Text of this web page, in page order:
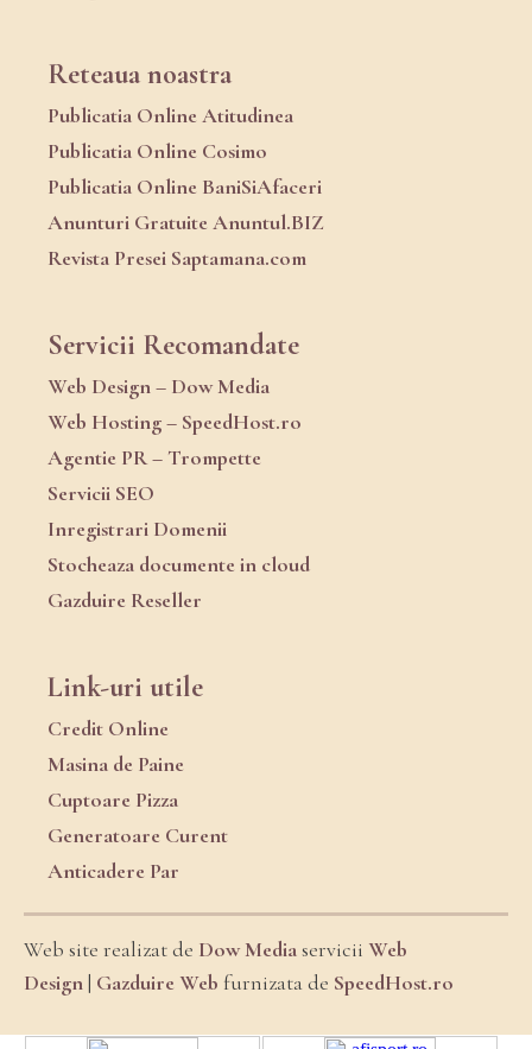
Reteaua noastra
Publicatia Online Atitudinea
Publicatia Online Cosimo
Publicatia Online BaniSiAfaceri
Anunturi Gratuite Anuntul.BIZ
Revista Presei Saptamana.com
Servicii Recomandate
Web Design – Dow Media
Web Hosting – SpeedHost.ro
Agentie PR – Trompette
Servicii SEO
Inregistrari Domenii
Stocheaza documente in cloud
Gazduire Reseller
Link-uri utile
Credit Online
Masina de Paine
Cuptoare Pizza
Generatoare Curent
Anticadere Par
Web site realizat de Dow Mediaservicii Web
Design| Gazduire Web furnizata de SpeedHost.ro